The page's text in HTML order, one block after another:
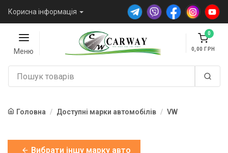
Корисна інформація
Меню
0
0,00
Головна Доступні марки автомобілів VW
Вибрати іншу марку авто